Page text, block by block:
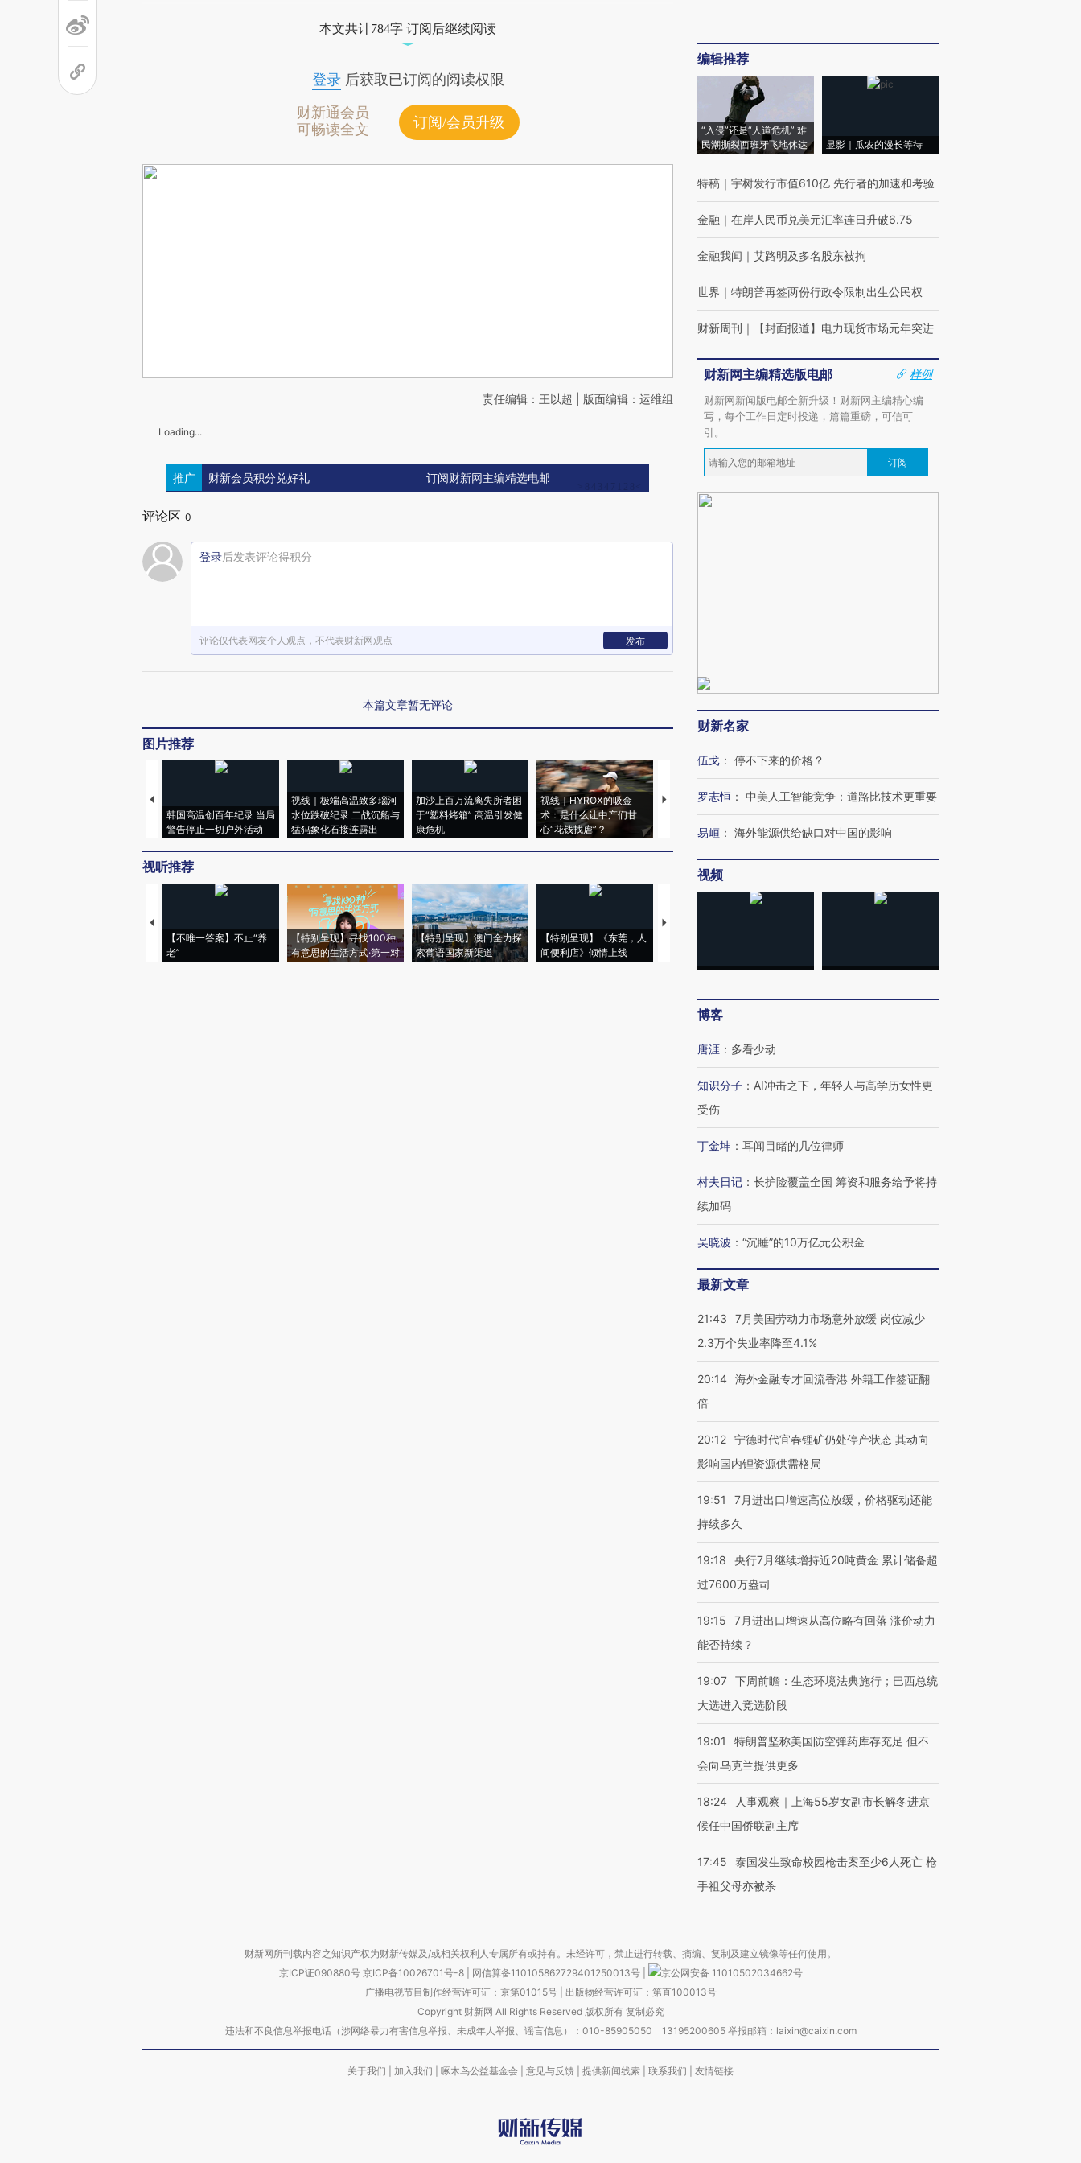
本文共计784字 订阅后继续阅读
登录后获取已订阅的阅读权限
财新通会员
可畅读全文
订阅/会员升级
责任编辑：王以超 | 版面编辑：运维组
Loading...
推广 财新会员积分兑好礼 订阅财新网主编精选电邮
评论区 0
登录后发表评论得积分
评论仅代表网友个人观点，不代表财新网观点 发布
本篇文章暂无评论
图片推荐
韩国高温创百年纪录 当局
警告停止一切户外活动
视线｜极端高温致多瑙河
水位跌破纪录 二战沉船与
猛犸象化石接连露出
加沙上百万流离失所者困
于“塑料烤箱” 高温引发健
康危机
视线｜HYROX的吸金
术：是什么让中产们甘
心“花钱找虐”？
马航飞行员跨国走私7万
粒摇头丸 尿检体内含3种
视线｜被称为“蟑螂”的印
度Z世代 用街头抗争将教
育部长拱下台
视线｜“入侵”还是“人道危
机”？难民潮撕裂西班牙
视听推荐
【不唯一答案】不止“养
老”
【特别呈现】寻找100种
有意思的生活方式·第一对
【特别呈现】澳门全力探
索葡语国家新渠道
【特别呈现】《东莞，人
间便利店》倾情上线
【推广】走进第四届链博
编辑推荐
“入侵”还是“人道危机” 难
民潮撕裂西班牙飞地休达
显影｜瓜农的漫长等待
特稿 ｜ 宇树发行市值610亿 先行者的加速和考验
金融 ｜ 在岸人民币兑美元汇率连日升破6.75
金融我闻 ｜ 艾路明及多名股东被拘
世界 ｜ 特朗普再签两份行政令限制出生公民权
财新周刊 ｜ 【封面报道】电力现货市场元年突进
财新网主编精选版电邮
样例
财新网新闻版电邮全新升级！财新网主编精心编
写，每个工作日定时投递，篇篇重磅，可信可
引。
订阅
财新名家
伍戈 ： 停不下来的价格？
罗志恒 ： 中美人工智能竞争：道路比技术更重要
易峘 ： 海外能源供给缺口对中国的影响
视频
博客
唐涯 ： 多看少动
知识分子 ： AI冲击之下，年轻人与高学历女性更
受伤
丁金坤 ： 耳闻目睹的几位律师
村夫日记 ： 长护险覆盖全国 筹资和服务给予将持
续加码
吴晓波 ： “沉睡”的10万亿元公积金
最新文章
21:43
7月美国劳动力市场意外放缓 岗位减少
2.3万个失业率降至4.1%
20:14 海外金融专才回流香港 外籍工作签证翻
倍
20:12 宁德时代宜春锂矿仍处停产状态 其动向
影响国内锂资源供需格局
19:51
7月进出口增速高位放缓，价格驱动还能
持续多久
19:18
央行7月继续增持近20吨黄金 累计储备超
过7600万盎司
19:15
7月进出口增速从高位略有回落 涨价动力
能否持续？
19:07 下周前瞻：生态环境法典施行；巴西总统
大选进入竞选阶段
19:01
特朗普坚称美国防空弹药库存充足 但不
会向乌克兰提供更多
18:24
人事观察｜上海55岁女副市长解冬进京
候任中国侨联副主席
17:45
泰国发生致命校园枪击案至少6人死亡 枪
手祖父母亦被杀
财新网所刊载内容之知识产权为财新传媒及/或相关权利人专属所有或持有。未经许可，禁止进行转载、摘编、复制及建立镜像等任何使用。
京ICP证090880号 京ICP备10026701号-8 网信算备110105862729401250013号
京公网安备 11010502034662号
广播电视节目制作经营许可证：京第01015号| 出版物经营许可证：第直100013号
Copyright 财新网 All Rights Reserved 版权所有 复制必究
违法和不良信息举报电话（涉网络暴力有害信息举报、未成年人举报、谣言信息）：010-85905050 13195200605 举报邮箱：laixin@caixin.com
关于我们 加入我们 啄木鸟公益基金会 意见与反馈 提供新闻线索 联系我们 友情链接